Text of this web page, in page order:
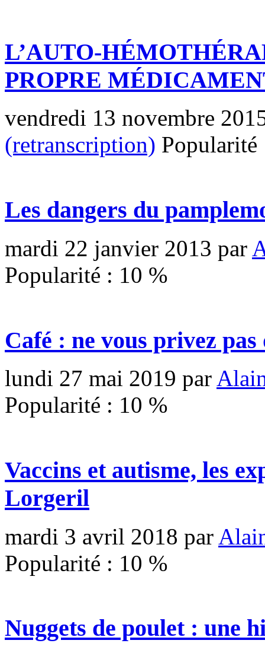
L’AUTO-
PROPRE
vendredi 13 novembre
(retranscription)
Les dangers du
mardi 22 janvier 2013 par
Popularité : 10 %
Café : ne vous privez
lundi 27 mai 2019 par
Popularité : 10 %
Vaccins et autisme, les
Lorgeril
mardi 3 avril 2018 par
Popularité : 10 %
Nuggets de poulet : une